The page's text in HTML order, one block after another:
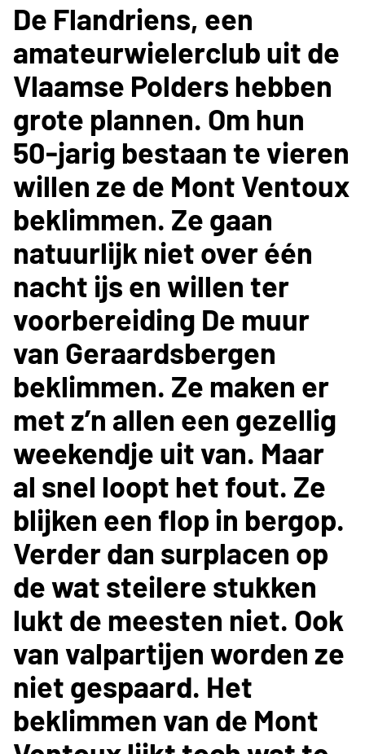
De Flandriens, een
amateurwielerclub uit de
Vlaamse Polders hebben
grote plannen. Om hun
50-jarig bestaan te vieren
willen ze de Mont Ventoux
beklimmen. Ze gaan
natuurlijk niet over één
nacht ijs en willen ter
voorbereiding De muur
van Geraardsbergen
beklimmen. Ze maken er
met z’n allen een gezellig
weekendje uit van. Maar
al snel loopt het fout. Ze
blijken een flop in bergop.
Verder dan surplacen op
de wat steilere stukken
lukt de meesten niet. Ook
van valpartijen worden ze
niet gespaard. Het
beklimmen van de Mont